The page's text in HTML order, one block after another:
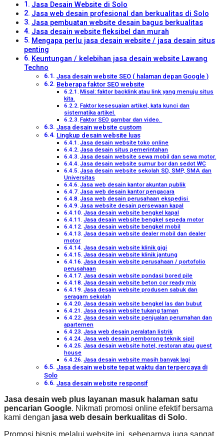
Jasa Desain Website di Solo
Jasa web desain profesional dan berkualitas di Solo
Jasa pembuatan website desain bagus berkualitas
Jasa desain website fleksibel dan murah
Mengapa perlu jasa desain website / jasa desain situs
penting
Keuntungan / kelebihan jasa desain website Lawang
Techno
Jasa desain website SEO ( halaman depan Google )
Beberapa faktor SEO website
Misal: faktor backlink atau link yang menuju situs
kita.
Faktor kesesuaian artikel, kata kunci dan
sistematika artikel.
Faktor SEO gambar dan video.
Jasa desain website custom
Lingkup desain website luas
Jasa desain website toko online
Jasa desain situs pemerintahan
Jasa desain website sewa mobil dan sewa motor.
Jasa desain website sumur bor dan sedot WC
Jasa desain website sekolah SD, SMP, SMA dan
Universitas
Jasa web desain kantor akuntan publik
Jasa web desain kantor pengacara
Jasa web desain perusahaan ekspedisi
Jasa website desain persewaan kapal
Jasa desain website bengkel kapal
Jasa desain website bengkel sepeda motor
Jasa desain website bengkel mobil
Jasa desain website dealer mobil dan dealer
motor
Jasa desain website klinik gigi
Jasa desain website klinik jantung
Jasa desain website perusahaan / portofolio
perusahaan
Jasa desain website pondasi bored pile
Jasa desain website beton cor ready mix
Jasa desain website produsen sabuk dan
seragam sekolah
Jasa desain website bengkel las dan bubut
Jasa desain website tukang taman
Jasa desain website penjualan perumahan dan
apartemen
Jasa web desain peralatan listrik
Jasa web desain pemborong teknik sipil
Jasa desain website hotel, restoran atau guest
house
Jasa desain website masih banyak lagi
Jasa desain website tepat waktu dan terpercaya di
Solo
Jasa desain website responsif
Jasa desain web plus layanan masuk halaman satu
pencarian Google. Nikmati promosi online efektif bersama
kami dengan jasa web desain berkualitas di Solo.